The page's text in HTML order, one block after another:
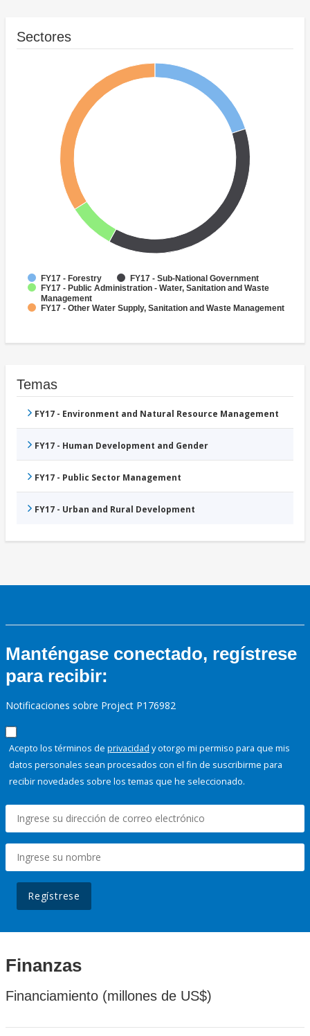
Sectores
FY17 - Forestry
FY17 - Sub-National Government
FY17 - Public Administration - Water, Sanitation and Waste
Management
FY17 - Other Water Supply, Sanitation and Waste Management
Temas
FY17 - Environment and Natural Resource Management
FY17 - Human Development and Gender
FY17 - Public Sector Management
FY17 - Urban and Rural Development
Manténgase conectado, regístrese
para recibir:
Notificaciones sobre Project P176982
Acepto los términos de privacidad y otorgo mi permiso para que mis
datos personales sean procesados con el fin de suscribirme para
recibir novedades sobre los temas que he seleccionado.
Regístrese
Finanzas
Financiamiento (millones de US$)